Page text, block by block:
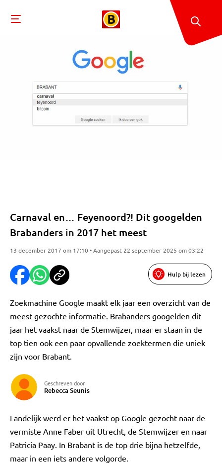
Carnaval en… Feyenoord?! Dit googelden
Brabanders in 2017 het meest
13 december 2017 om 17:10 • Aangepast 22 september 2025 om 03:22
Hulp bij lezen
Zoekmachine Google maakt elk jaar een overzicht van de
meest gezochte informatie. Brabanders googelden dit
jaar het vaakst naar de Stemwijzer, maar er staan in de
top tien ook een paar opvallende zoektermen die uniek
zijn voor Brabant.
Geschreven door
Rebecca Seunis
Landelijk werd er het vaakst op Google gezocht naar de
vermiste Anne Faber uit Utrecht, de Stemwijzer en naar
Patricia Paay. In Brabant is de top drie bijna hetzelfde,
maar in een iets andere volgorde.